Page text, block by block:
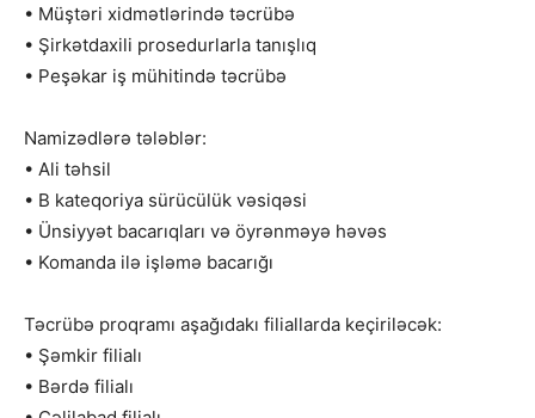
• Müştəri xidmətlərində təcrübə
• Şirkətdaxili prosedurlarla tanışlıq
• Peşəkar iş mühitində təcrübə
Namizədlərə tələblər:
• Ali təhsil
• B kateqoriya sürücülük vəsiqəsi
• Ünsiyyət bacarıqları və öyrənməyə həvəs
• Komanda ilə işləmə bacarığı
Təcrübə proqramı aşağıdakı filiallarda keçiriləcək:
• Şəmkir filialı
• Bərdə filialı